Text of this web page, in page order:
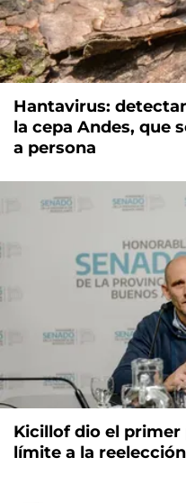
Hantavirus:
la cepa Andes, que
a persona
Kicillof dio el primer
límite a la